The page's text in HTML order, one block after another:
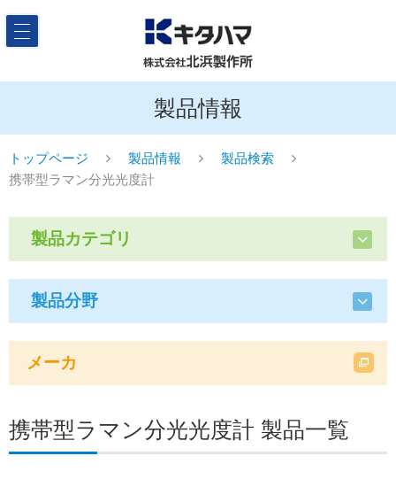
製品情報
トップページ 製品情報
製品検索
携帯型ラマン分光光度計
製品カテゴリ
製品分野
メーカ
携帯型ラマン分光光度計 製品一覧